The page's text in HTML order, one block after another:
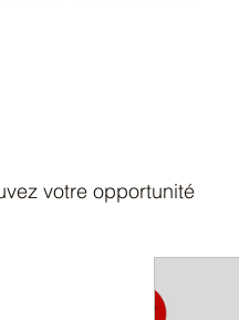
votre opportunité